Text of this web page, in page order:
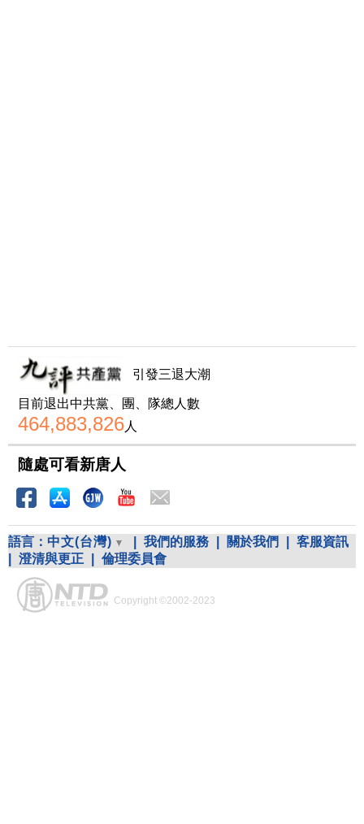
引發三退大潮
目前退出中共黨、團、隊總人數
464,883,826人
隨處可看新唐人
語言： 中文(台灣) 我們的服務 關於我們
客服資訊
澄清與更正 倫理委員會
Copyright ©2002-2023